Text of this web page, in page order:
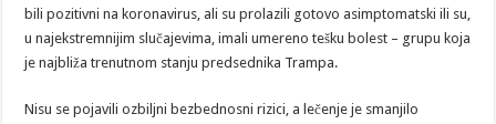
bili pozitivni na koronavirus, ali su prolazili gotovo asimptomatski ili su,
u najekstremnijim slučajevima, imali umereno tešku bolest – grupu koja
je najbliža trenutnom stanju predsednika Trampa.
Nisu se pojavili ozbiljni bezbednosni rizici, a lečenje je smanjilo